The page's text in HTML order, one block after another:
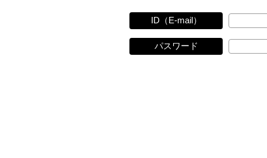
ID（E-mail）
パスワード